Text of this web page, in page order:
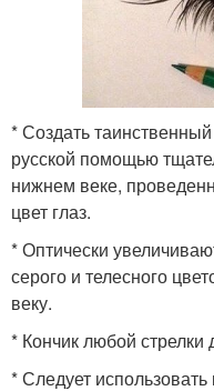
* Создать
русской помощью
нижнем веке,
цвет глаз.
* Оптически
серого и телесного
веку.
* Кончик любой стрелки
* Следует